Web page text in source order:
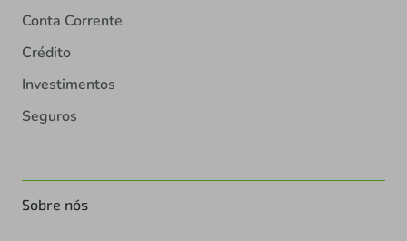
Conta Corrente
Crédito
Investimentos
Seguros
Sobre nós